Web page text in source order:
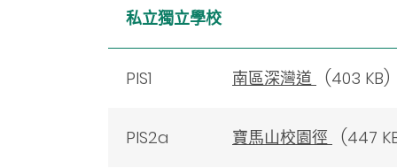
私立獨立學校
PIS1 南區深灣道 (403 KB)
PIS2a 寶馬山校園徑 (447